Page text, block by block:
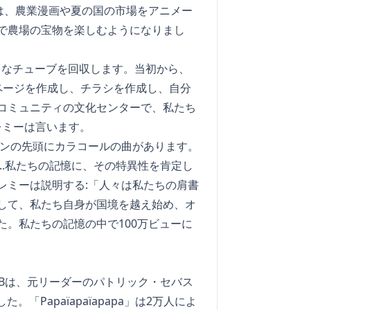
農業漫画や夏の国の市場をアニメー
農場の宝物を楽しむようになりまし
チューブを回収します。当初から、
ジを作成し、チラシを作成し、自分
ュニティの文化センターで、私たち
ーは言います。
先頭にカラコールの曲があります。
たちの記憶に、その特異性を肯定し
ミーは説明する:「人々は私たちの肩書
て、私たち自身が国境を越え始め、オ
。私たちの記憶の中で100万ビューに
、元リーダーのパトリック・セバス
た。「Papaïapaïapapa」は2万人によ